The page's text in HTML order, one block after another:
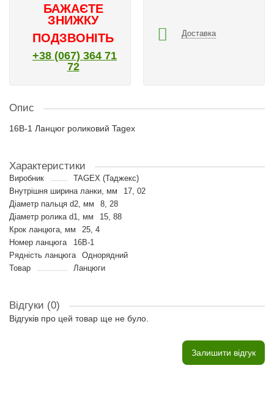
БАЖАЄТЕ
ЗНИЖКУ
ПОДЗВОНІТЬ
+38 (067) 364 71
72
Доставка
Опис
16B-1 Ланцюг роликовий Tagex
Характеристики
Виробник
TAGEX (Таджекс)
Внутрішня ширина ланки, мм
17, 02
Діаметр пальця d2, мм
8, 28
Діаметр ролика d1, мм
15, 88
Крок ланцюга, мм
25, 4
Номер ланцюга
16B-1
Рядність ланцюга
Однорядний
Товар
Ланцюги
Відгуки (0)
Відгуків про цей товар ще не було.
Залишити відгук